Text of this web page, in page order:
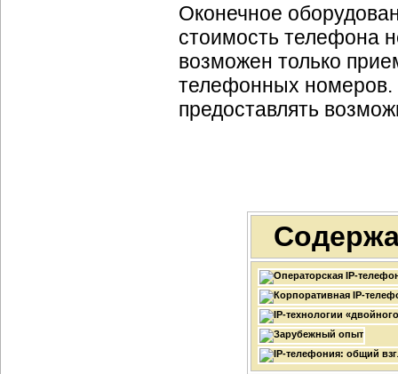
Оконечное
стоимость телефона
возможен только
телефонных номеров.
предоставлять